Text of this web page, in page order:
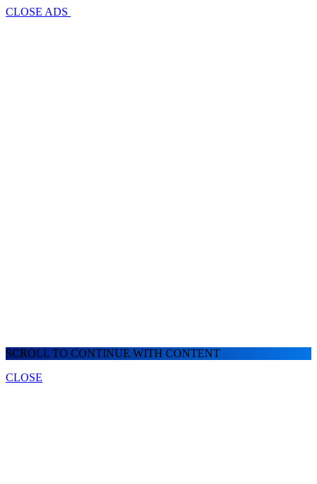
CLOSE ADS
SCROLL TO CONTINUE WITH CONTENT
CLOSE